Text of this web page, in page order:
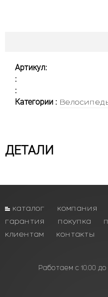
Артикул:
:
:
Категории :
ДЕТАЛИ
каталог компания
гарантия
покупка
клиентам
контакты
Работаем с 10.00